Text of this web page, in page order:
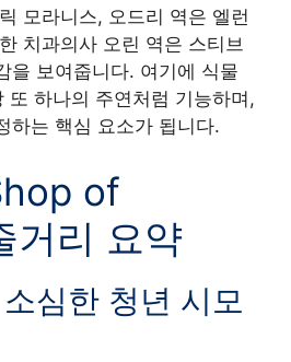
모라니스, 오드리 역은 엘런
치과의사 오린 역은 스티브
을 보여줍니다. 여기에 식물
또 하나의 주연처럼 기능하며,
하는 핵심 요소가 됩니다.
of
거리 요약
심한 청년 시모